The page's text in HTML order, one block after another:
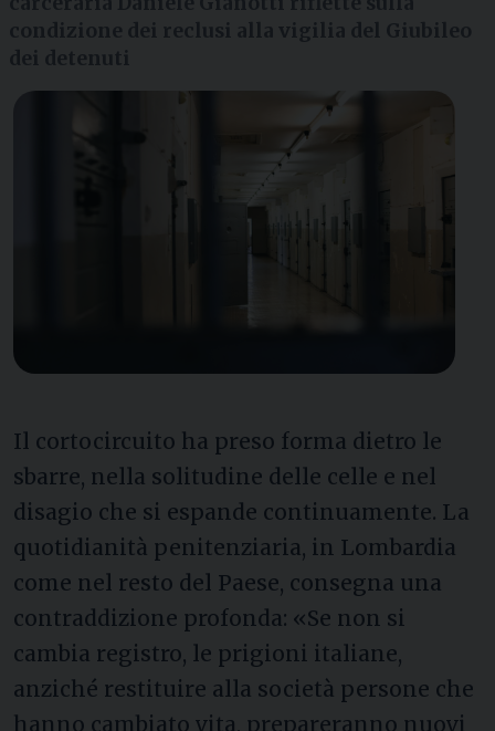
Il cortocircuito ha preso forma dietro le
sbarre, nella solitudine delle celle e nel
disagio che si espande continuamente. La
quotidianità penitenziaria, in Lombardia
come nel resto del Paese, consegna una
contraddizione profonda: «Se non si
cambia registro, le prigioni italiane,
anziché restituire alla società persone che
hanno cambiato vita, prepareranno nuovi